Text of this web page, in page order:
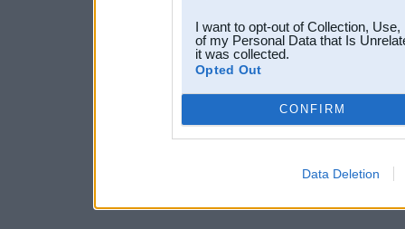
I want to opt-out of Collection,
of my Personal Data that Is
it was collected.
Opted Out
CONFIRM
Data Deletion